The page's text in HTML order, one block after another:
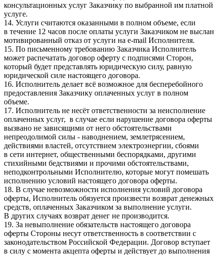
консультационных услуг Заказчику по выбранной им платной
услуге.
14. Услуги считаются оказанными в полном объеме, если
в течение 12 часов после оплаты услуги Заказчиком не выслан
мотивированный отказ от услуги на e-mail Исполнителя.
15. По письменному требованию Заказчика Исполнитель
может распечатать договор оферту с подписями Сторон,
который будет представлять юридическую силу, равную
юридической силе настоящего договора.
16. Исполнитель делает всё возможное для бесперебойного
предоставления Заказчику оплаченных услуг в полном
объеме.
17. Исполнитель не несёт ответственности за неисполнение
оплаченных услуг, в случае если нарушение договора оферты
вызвано не зависящими от него обстоятельствами
непреодолимой силы - наводнением, землетрясением,
действиями властей, отсутствием электроэнергии, сбоями
в сети интернет, общественными беспорядками, другими
стихийными бедствиями и прочими обстоятельствами,
неподконтрольными Исполнителю, которые могут помешать
исполнению условий настоящего договора оферты.
18. В случае невозможности исполнения условий договора
оферты, Исполнитель обязуется произвести возврат денежных
средств, оплаченных Заказчиком за выполнение услуги.
В других случаях возврат денег не производится.
19. За невыполнение обязательств настоящего договора
оферты Стороны несут ответственность в соответствии с
законодательством Российской Федерации. Договор вступает
в силу с момента акцепта оферты и действует до выполнения